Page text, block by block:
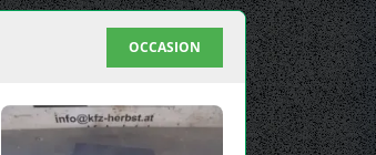
OCCASION